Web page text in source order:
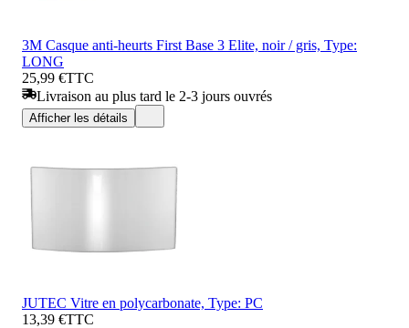
3M Casque anti-heurts First Base 3 Elite, noir / gris, Type:
LONG
25,99 €TTC
Livraison au plus tard le 2-3 jours ouvrés
Afficher les détails
JUTEC Vitre en polycarbonate, Type: PC
13,39 €TTC